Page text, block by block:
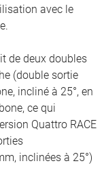
avec le
de deux doubles
(double sortie
incliné à 25°, en
ce qui
Quattro RACE
inclinées à 25°)